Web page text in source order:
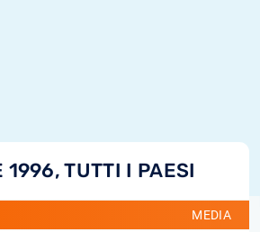
1996, TUTTI I PAESI
MEDIA